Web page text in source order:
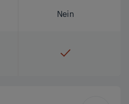
Nein